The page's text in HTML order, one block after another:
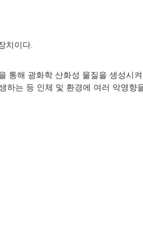
치이다.
해 광화학 산화성 물질을 생성시
는 등 인체 및 환경에 여러 악영향